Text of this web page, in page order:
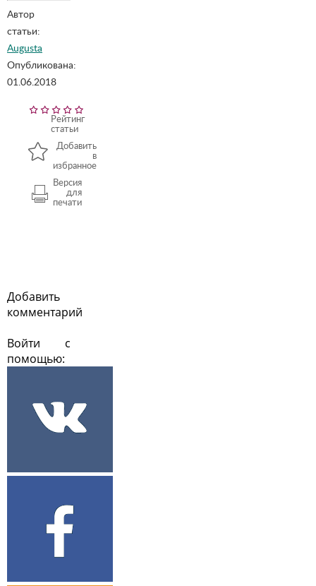
Автор
статьи:
Augusta
Опубликована:
01.06.2018
Рейтинг
статьи
Добавить
в
избранное
Версия
для
печати
Добавить
комментарий
Войти с
помощью: